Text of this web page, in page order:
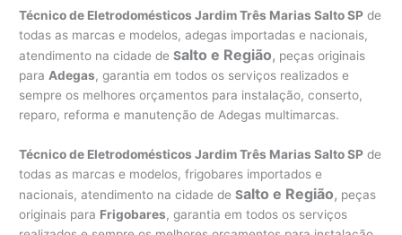
Técnico de Eletrodomésticos Jardim Três Marias Salto SP de
todas as marcas e modelos, adegas importadas e nacionais,
atendimento na cidade deSalto e Região, peças originais
para Adegas, garantia em todos os serviços realizados e
sempre os melhores orçamentos para instalação, conserto,
reparo, reforma e manutenção de Adegas multimarcas.
Técnico de Eletrodomésticos Jardim Três Marias Salto SP de
todas as marcas e modelos, frigobares importados e
nacionais, atendimento na cidade deSalto e Região, peças
originais para Frigobares, garantia em todos os serviços